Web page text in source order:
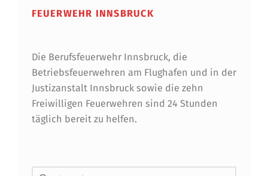
FEUERWEHR INNSBRUCK
Die Berufsfeuerwehr Innsbruck, die
Betriebsfeuerwehren am Flughafen und in der
Justizanstalt Innsbruck sowie die zehn
Freiwilligen Feuerwehren sind 24 Stunden
täglich bereit zu helfen.
Suchen nach: